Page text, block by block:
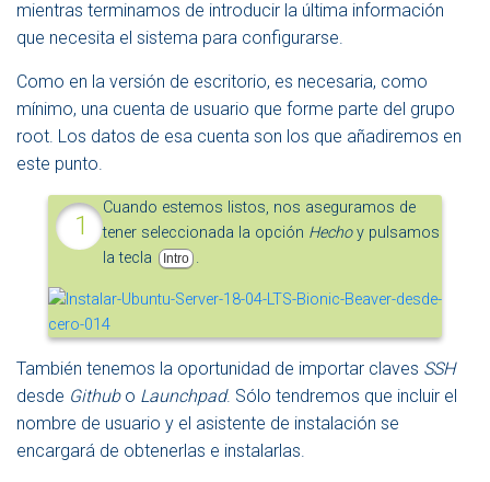
mientras terminamos de introducir la última información
que necesita el sistema para configurarse.
Como en la versión de escritorio, es necesaria, como
mínimo, una cuenta de usuario que forme parte del grupo
root. Los datos de esa cuenta son los que añadiremos en
este punto.
Cuando estemos listos, nos aseguramos de
tener seleccionada la opción Hechoy pulsamos
la tecla
Intro .
También tenemos la oportunidad de importar claves SSH
desde Githubo Launchpad. Sólo tendremos que incluir el
nombre de usuario y el asistente de instalación se
encargará de obtenerlas e instalarlas.